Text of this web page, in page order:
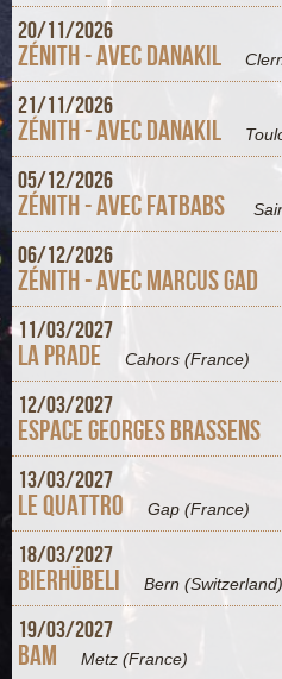
20/11/2026
Zénith - AVEC DANAKIL
21/11/2026
Zénith - avec DANAKIL
05/12/2026
Zénith - avec FATBABS
06/12/2026
Zénith - avec MARCUS GAD
11/03/2027
La Prade Cahors (France)
12/03/2027
Espace Georges Brassens
13/03/2027
Le Quattro Gap (France)
18/03/2027
Bierhübeli Bern (Switzerland)
19/03/2027
BAM Metz (France)